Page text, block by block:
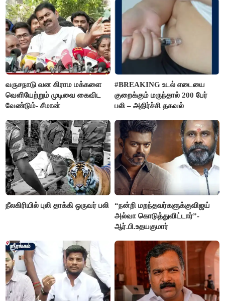
மார்க்கண்டேயன்
வருசநாடு வன கிராம மக்களை
வெளியேற்றும் முடிவை கைவிட
வேண்டும்- சீமான்
#BREAKING உடல் எடையை
குறைக்கும் மருந்தால் 200 பேர்
பலி – அதிர்ச்சி தகவல்
நீலகிரியில் புலி தாக்கி ஒருவர் பலி
“நன்றி மறந்தவர்களுக்குவிஜய்
அல்வா கொடுத்துவிட்டார்”-
ஆர்.பி.உதயகுமார்